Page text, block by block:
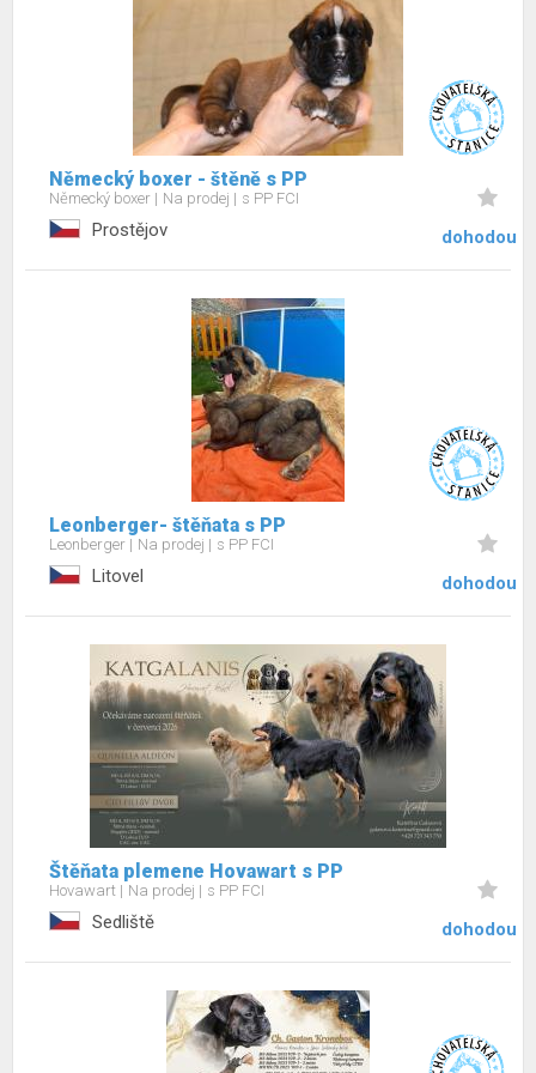
Německý boxer - štěně s PP
Německý boxer Na prodej s PP FCI
Prostějov dohodou
Leonberger- štěňata s PP
Leonberger Na prodej s PP FCI
Litovel dohodou
Štěňata plemene Hovawart s PP
Hovawart Na prodej s PP FCI
Sedliště dohodou